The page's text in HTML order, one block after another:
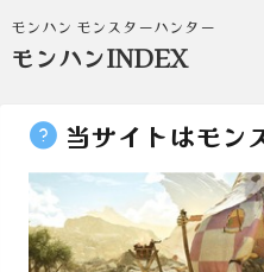
モンハン モンスターハンター
モンハンINDEX
当サイトはモン